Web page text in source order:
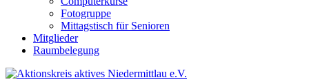
Fotogruppe
Mittagstisch für Senioren
Mitglieder
Raumbelegung
Header